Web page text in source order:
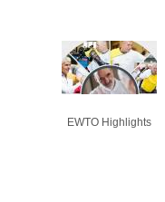
EWTO Highlights